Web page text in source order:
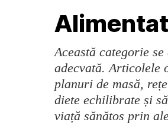
Această categorie
adecvată. Articolele
planuri de masă,
diete echilibrate și
viață sănătos prin